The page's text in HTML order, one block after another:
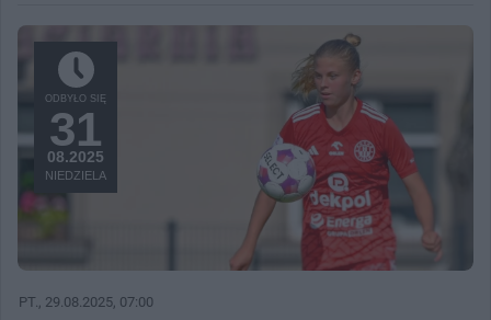
ODBYŁO SIĘ
31
08.2025
NIEDZIELA
PT. , 29.08.2025, 07:00